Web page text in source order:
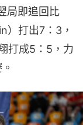
局即追回比
）打出7：3，
打成5：5，力